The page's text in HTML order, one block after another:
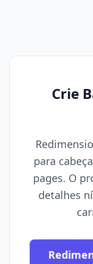
Crie
para
pages. O
detalhes